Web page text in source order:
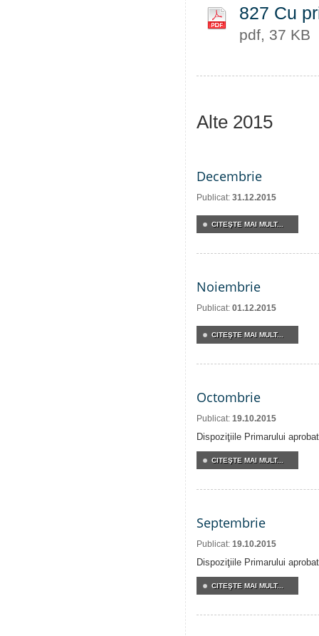
827 Cu
pdf, 37 KB
Alte 2015
Decembrie
Publicat: 31.12.2015
CITEŞTE MAI MULT...
Noiembrie
Publicat: 01.12.2015
CITEŞTE MAI MULT...
Octombrie
Publicat: 19.10.2015
Dispoziţiile Primarului
CITEŞTE MAI MULT...
Septembrie
Publicat: 19.10.2015
Dispoziţiile Primarului
CITEŞTE MAI MULT...